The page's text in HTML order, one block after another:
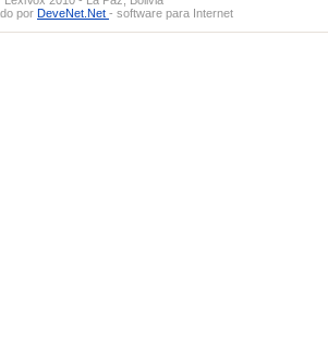
por DeveNet.Net - software para Internet